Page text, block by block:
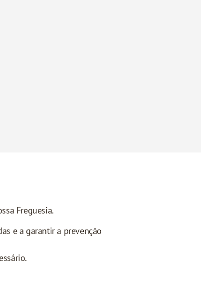
Freguesia.
e a garantir a prevenção